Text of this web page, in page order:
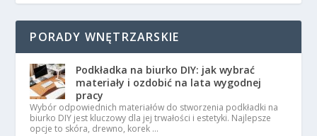
PORADY WNĘTRZARSKIE
Podkładka na biurko DIY: jak wybrać
materiały i ozdobić na lata wygodnej
pracy
Wybór odpowiednich materiałów do stworzenia podkładki na
biurko DIY jest kluczowy dla jej trwałości i estetyki. Najlepsze
opcje to skóra, drewno, korek …